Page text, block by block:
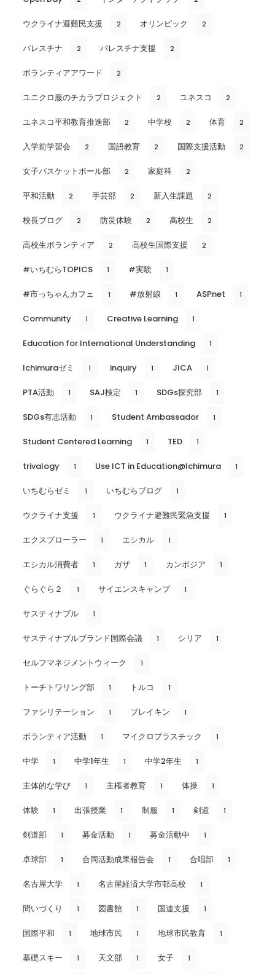
ウクライナ避難民支援 2 オリンピック 2
パレスチナ 2 パレスチナ支援 2
ボランティアアワード 2
ユニクロ服のチカラプロジェクト 2 ユネスコ 2
ユネスコ平和教育推進部 2 中学校 2 体育 2
入学前学習会 2 国語教育 2 国際支援活動 2
女子バスケットボール部 2 家庭科 2
平和活動 2 手芸部 2 新入生課題 2
校長ブログ 2 防災体験 2 高校生 2
高校生ボランティア 2 高校生国際支援 2
#いちむらTOPICS 1 #実験 1
#市っちゃんカフェ 1 #放射線 1 ASPnet 1
Community 1 Creative Learning 1
Education for International Understanding 1
Ichimuraゼミ 1 inquiry 1 JICA 1
PTA活動 1 SAJ検定 1 SDGs探究部 1
SDGs有志活動 1 Student Ambassador 1
Student Centered Learning 1 TED 1
trivalogy 1 Use ICT in Education@Ichimura 1
いちむらゼミ 1 いちむらブログ 1
ウクライナ支援 1 ウクライナ避難民緊急支援 1
エクスプローラー 1 エシカル 1
エシカル消費者 1 ガザ 1 カンボジア 1
ぐらぐら２ 1 サイエンスキャンプ 1
サスティナブル 1
サスティナブルブランド国際会議 1 シリア 1
セルフマネジメントウィーク 1
トーチトワリング部 1 トルコ 1
ファシリテーション 1 ブレイキン 1
ボランティア活動 1 マイクロプラスチック 1
中学 1 中学1年生 1 中学2年生 1
主体的な学び 1 主権者教育 1 体操 1
体験 1 出張授業 1 制服 1 剣道 1
剣道部 1 募金活動 1 募金活動中 1
卓球部 1 合同活動成果報告会 1 合唱部 1
名古屋大学 1 名古屋経済大学市邨高校 1
問いづくり 1 図書館 1 国連支援 1
国際平和 1 地球市民 1 地球市民教育 1
基礎スキー 1 天文部 1 女子 1